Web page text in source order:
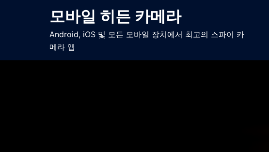
모바일 히든 카메라
Android, iOS 및 모든 모바일 장치에서 최고의 스파이 카
메라 앱